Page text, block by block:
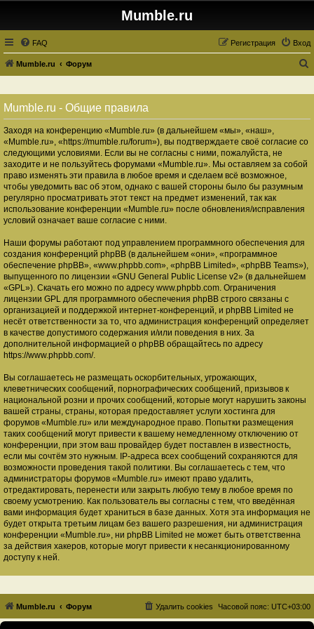
Mumble.ru
FAQ Вход
Регистрация
Mumble.ru Форум
и
Mumble.ru - Общие правила
Заходя на конференцию «Mumble.ru» (в дальнейшем «мы», «наш»,
«Mumble.ru», «https://mumble.ru/forum»), вы подтверждаете своё согласие со
следующими условиями. Если вы не согласны с ними, пожалуйста, не
заходите и не пользуйтесь форумами «Mumble.ru». Мы оставляем за собой
право изменять эти правила в любое время и сделаем всё возможное,
чтобы уведомить вас об этом, однако с вашей стороны было бы разумным
регулярно просматривать этот текст на предмет изменений, так как
использование конференции «Mumble.ru» после обновления/исправления
условий означает ваше согласие с ними.
Наши форумы работают под управлением программного обеспечения для
создания конференций phpBB (в дальнейшем «они», «программное
обеспечение phpBB», «www.phpbb.com», «phpBB Limited», «phpBB Teams»),
выпущенного по лицензии «GNU General Public License v2» (в дальнейшем
«GPL»). Скачать его можно по адресу www.phpbb.com. Ограничения
лицензии GPL для программного обеспечения phpBB строго связаны с
организацией и поддержкой интернет-конференций, и phpBB Limited не
несёт ответственности за то, что администрация конференций определяет
в качестве допустимого содержания и/или поведения в них. За
дополнительной информацией о phpBB обращайтесь по адресу
https://www.phpbb.com/.
Вы соглашаетесь не размещать оскорбительных, угрожающих,
клеветнических сообщений, порнографических сообщений, призывов к
национальной розни и прочих сообщений, которые могут нарушить законы
вашей страны, страны, которая предоставляет услуги хостинга для
форумов «Mumble.ru» или международное право. Попытки размещения
таких сообщений могут привести к вашему немедленному отключению от
конференции, при этом ваш провайдер будет поставлен в известность,
если мы сочтём это нужным. IP-адреса всех сообщений сохраняются для
возможности проведения такой политики. Вы соглашаетесь с тем, что
администраторы форумов «Mumble.ru» имеют право удалить,
отредактировать, перенести или закрыть любую тему в любое время по
своему усмотрению. Как пользователь вы согласны с тем, что введённая
вами информация будет храниться в базе данных. Хотя эта информация не
будет открыта третьим лицам без вашего разрешения, ни администрация
конференции «Mumble.ru», ни phpBB Limited не может быть ответственна
за действия хакеров, которые могут привести к несанкционированному
доступу к ней.
Mumble.ru Форум Часовой пояс: UTC+03:00
Удалить cookies